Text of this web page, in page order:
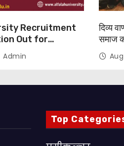
Recruitment
Out for
&
Posts, Apply
Admin
दिव्य
समाज
हजारों
Top